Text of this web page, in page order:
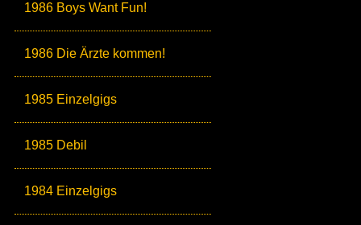
1986 Boys Want Fun!
1986 Die Ärzte kommen!
1985 Einzelgigs
1985 Debil
1984 Einzelgigs